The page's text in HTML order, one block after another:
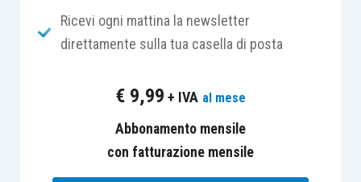
Gestione presso un cliente.
PROGRAMMA
I Incontro
Ricevi ogni mattina la newsletter
direttamente sulla tua casella di posta
€ 9,99 + IVA al mese
Abbonamento mensile
con fatturazione mensile